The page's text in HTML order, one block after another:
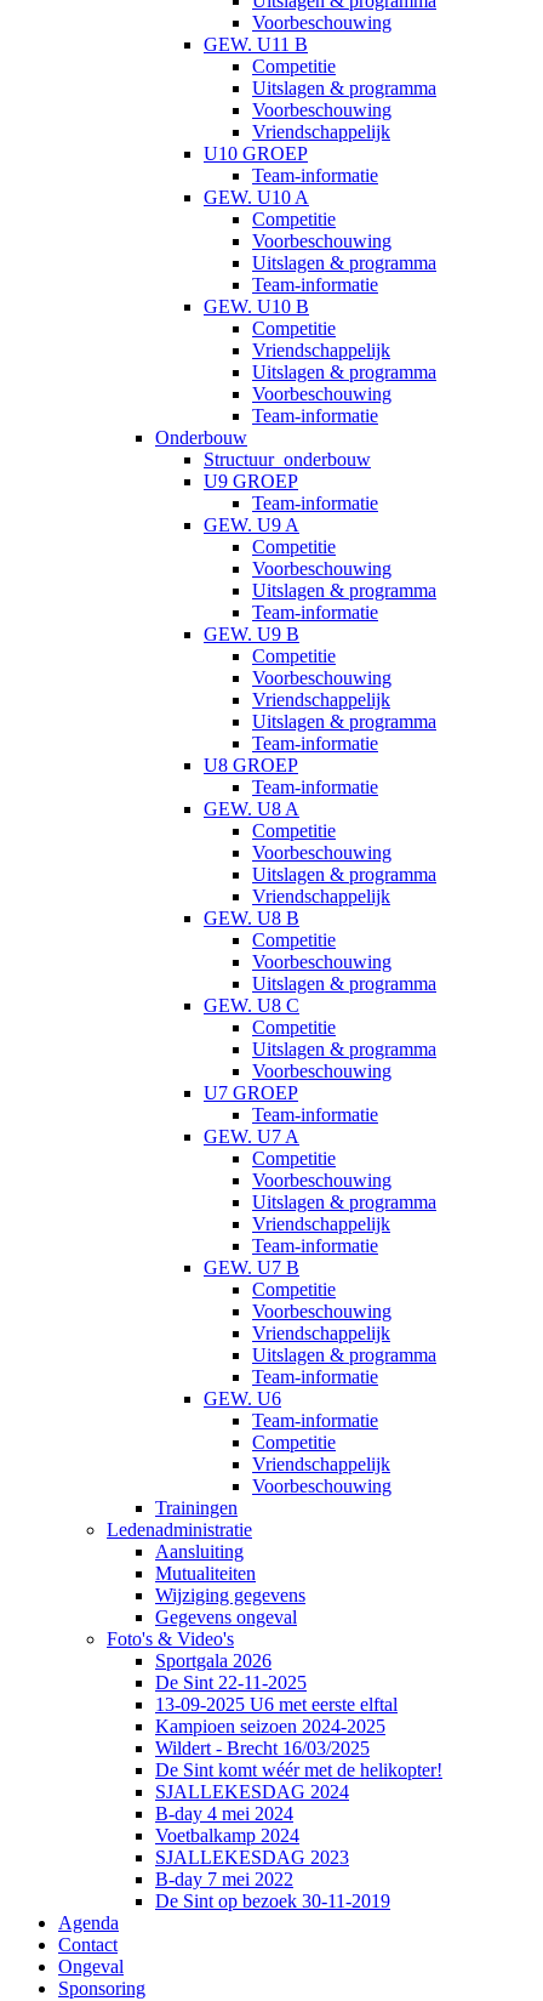
Voorbeschouwing
GEW. U11 B
Competitie
Uitslagen & programma
Voorbeschouwing
Vriendschappelijk
U10 GROEP
Team-informatie
GEW. U10 A
Competitie
Voorbeschouwing
Uitslagen & programma
Team-informatie
GEW. U10 B
Competitie
Vriendschappelijk
Uitslagen & programma
Voorbeschouwing
Team-informatie
Onderbouw
Structuur_onderbouw
U9 GROEP
Team-informatie
GEW. U9 A
Competitie
Voorbeschouwing
Uitslagen & programma
Team-informatie
GEW. U9 B
Competitie
Voorbeschouwing
Vriendschappelijk
Uitslagen & programma
Team-informatie
U8 GROEP
Team-informatie
GEW. U8 A
Competitie
Voorbeschouwing
Uitslagen & programma
Vriendschappelijk
GEW. U8 B
Competitie
Voorbeschouwing
Uitslagen & programma
GEW. U8 C
Competitie
Uitslagen & programma
Voorbeschouwing
U7 GROEP
Team-informatie
GEW. U7 A
Competitie
Voorbeschouwing
Uitslagen & programma
Vriendschappelijk
Team-informatie
GEW. U7 B
Competitie
Voorbeschouwing
Vriendschappelijk
Uitslagen & programma
Team-informatie
GEW. U6
Team-informatie
Competitie
Vriendschappelijk
Voorbeschouwing
Trainingen
Ledenadministratie
Aansluiting
Mutualiteiten
Wijziging gegevens
Gegevens ongeval
Foto's & Video's
Sportgala 2026
De Sint 22-11-2025
13-09-2025 U6 met eerste elftal
Kampioen seizoen 2024-2025
Wildert - Brecht 16/03/2025
De Sint komt wéér met de helikopter!
SJALLEKESDAG 2024
B-day 4 mei 2024
Voetbalkamp 2024
SJALLEKESDAG 2023
B-day 7 mei 2022
De Sint op bezoek 30-11-2019
Agenda
Contact
Ongeval
Sponsoring